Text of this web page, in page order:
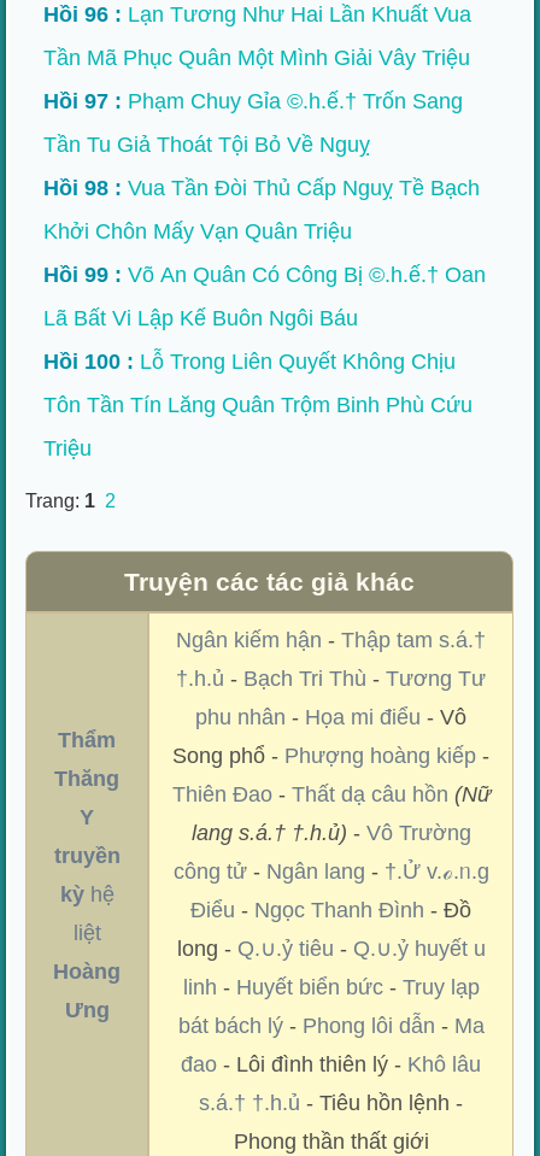
Hồi 96 : Lạn Tương Như Hai Lần Khuất Vua
Tần Mã Phục Quân Một Mình Giải Vây Triệu
Hồi 97 : Phạm Chuy Gỉa ©.h.ế.† Trốn Sang
Tần Tu Giả Thoát Tội Bỏ Về Nguỵ
Hồi 98 : Vua Tần Đòi Thủ Cấp Nguỵ Tề Bạch
Khởi Chôn Mấy Vạn Quân Triệu
Hồi 99 : Võ An Quân Có Công Bị ©.h.ế.† Oan
Lã Bất Vi Lập Kế Buôn Ngôi Báu
Hồi 100 : Lỗ Trong Liên Quyết Không Chịu
Tôn Tần Tín Lăng Quân Trộm Binh Phù Cứu
Triệu
Trang: 1 2
Truyện các tác giả khác
Thẩm
Thăng
Y
truyền
kỳhệ
liệt
Hoàng
Ưng
Ngân kiếm hận -Thập tam s.á.†
†.h.ủ - Bạch Tri Thù -Tương Tư
phu nhân - Họa mi điểu - Vô
Song phổ - Phượng hoàng kiếp -
Thiên Đao- Thất dạ câu hồn (Nữ
lang s.á.† †.h.ủ) - Vô Trường
công tử- Ngân lang - †.Ử v.ℴ.ᥒ.g
Điểu - Ngọc Thanh Đình - Đồ
long - Q.∪.ỷ tiêu - Q.∪.ỷ huyết u
linh - Huyết biển bức- Truy lạp
bát bách lý- Phong lôi dẫn - Ma
đao - Lôi đình thiên lý - Khô lâu
s.á.† †.h.ủ - Tiêu hồn lệnh -
Phong thần thất giới